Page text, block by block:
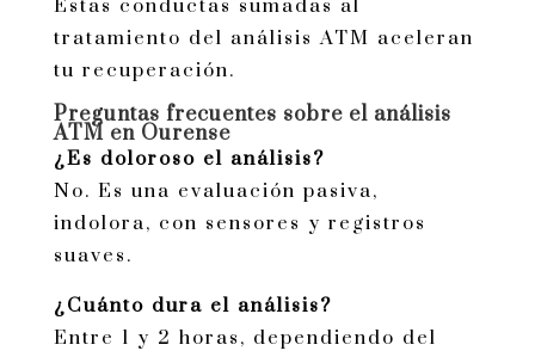
Estas conductas sumadas al
tratamiento del análisis ATM aceleran
tu recuperación.
Preguntas frecuentes sobre el análisis
ATM en Ourense
¿Es doloroso el análisis?
No. Es una evaluación pasiva,
indolora, con sensores y registros
suaves.
¿Cuánto dura el análisis?
Entre 1 y 2 horas, dependiendo del